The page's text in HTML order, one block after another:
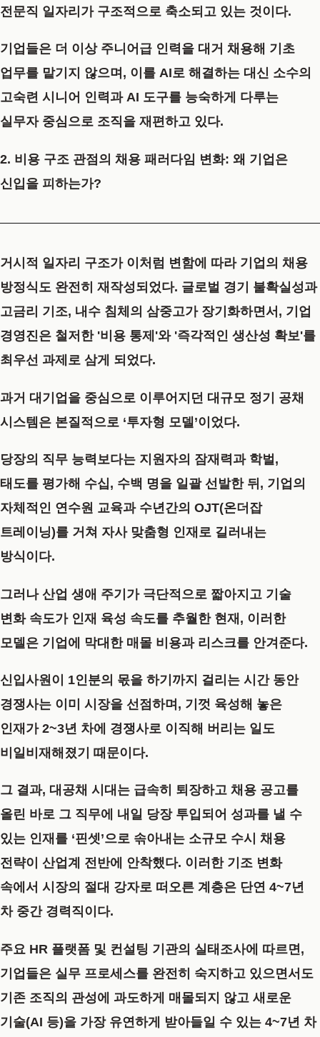
전문직 일자리가 구조적으로 축소되고 있는 것이다.
기업들은 더 이상 주니어급 인력을 대거 채용해 기초
업무를 맡기지 않으며, 이를 AI로 해결하는 대신 소수의
고숙련 시니어 인력과 AI 도구를 능숙하게 다루는
실무자 중심으로 조직을 재편하고 있다.
2. 비용 구조 관점의 채용 패러다임 변화: 왜 기업은
신입을 피하는가?
거시적 일자리 구조가 이처럼 변함에 따라 기업의 채용
방정식도 완전히 재작성되었다. 글로벌 경기 불확실성과
고금리 기조, 내수 침체의 삼중고가 장기화하면서, 기업
경영진은 철저한 '비용 통제'와 '즉각적인 생산성 확보'를
최우선 과제로 삼게 되었다.
과거 대기업을 중심으로 이루어지던 대규모 정기 공채
시스템은 본질적으로 ‘투자형 모델’이었다.
당장의 직무 능력보다는 지원자의 잠재력과 학벌,
태도를 평가해 수십, 수백 명을 일괄 선발한 뒤, 기업의
자체적인 연수원 교육과 수년간의 OJT(온더잡
트레이닝)를 거쳐 자사 맞춤형 인재로 길러내는
방식이다.
그러나 산업 생애 주기가 극단적으로 짧아지고 기술
변화 속도가 인재 육성 속도를 추월한 현재, 이러한
모델은 기업에 막대한 매몰 비용과 리스크를 안겨준다.
신입사원이 1인분의 몫을 하기까지 걸리는 시간 동안
경쟁사는 이미 시장을 선점하며, 기껏 육성해 놓은
인재가 2~3년 차에 경쟁사로 이직해 버리는 일도
비일비재해졌기 때문이다.
그 결과, 대공채 시대는 급속히 퇴장하고 채용 공고를
올린 바로 그 직무에 내일 당장 투입되어 성과를 낼 수
있는 인재를 ‘핀셋’으로 솎아내는 소규모 수시 채용
전략이 산업계 전반에 안착했다. 이러한 기조 변화
속에서 시장의 절대 강자로 떠오른 계층은 단연 4~7년
차 중간 경력직이다.
주요 HR 플랫폼 및 컨설팅 기관의 실태조사에 따르면,
기업들은 실무 프로세스를 완전히 숙지하고 있으면서도
기존 조직의 관성에 과도하게 매몰되지 않고 새로운
기술(AI 등)을 가장 유연하게 받아들일 수 있는 4~7년 차